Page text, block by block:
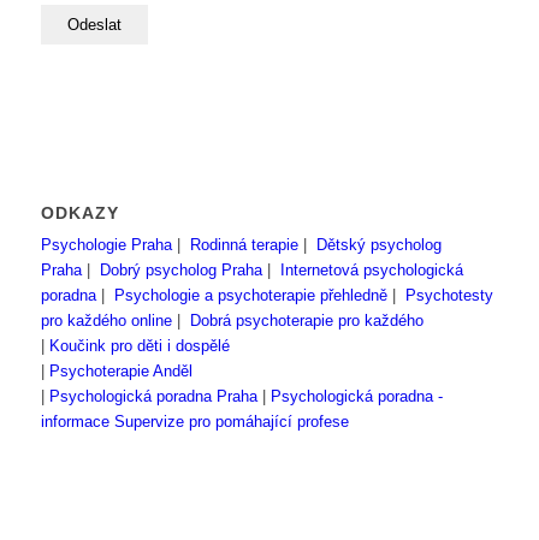
ODKAZY
Psychologie Praha| Rodinná terapie|
Dětský psycholog
Praha| Dobrý psycholog Praha|
Internetová psychologická
poradna| Psychologie a psychoterapie přehledně|
Psychotesty
pro každého online|
Dobrá psychoterapie pro každého
Koučink pro děti i dospělé
Psychoterapie Anděl
Psychologická poradna Praha|
Psychologická poradna -
informace Supervize pro pomáhající profese